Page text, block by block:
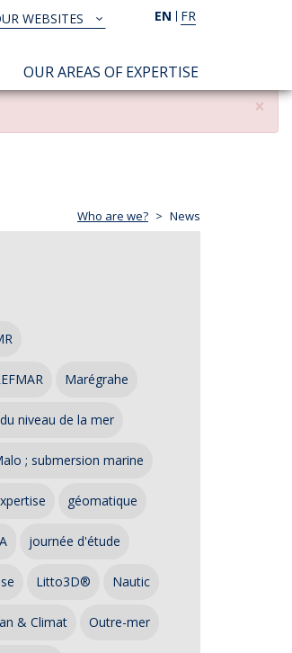
EN FR
NOS
WEBSITES
OUR AREAS OF EXPERTISE
×
Who are we? News
Marégrahe
niveau de la mer
; submersion marine
géomatique
journée d'étude
Litto3D® Nautic
& Climat Outre-mer